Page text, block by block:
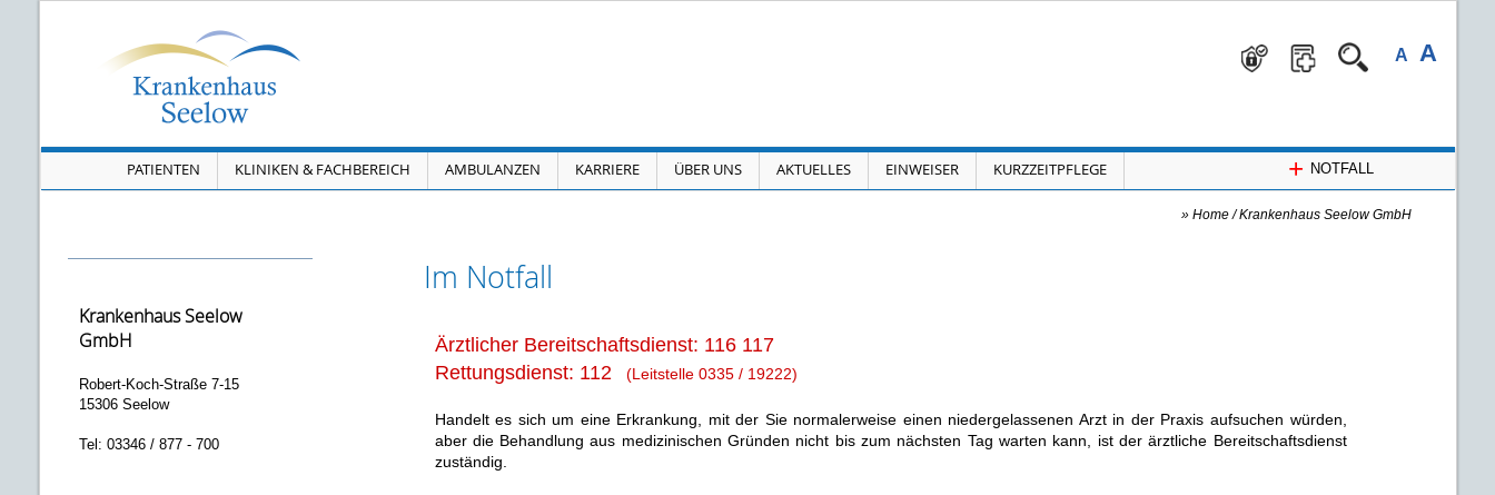
A A
PATIENTEN KLINIKEN & FACHBEREICH AMBULANZEN KARRIERE ÜBER UNS AKTUELLES EINWEISER KURZZEITPFLEGE + NOTFALL
Krankenhaus Seelow
GmbH
Robert-Koch-Straße 7-15
15306 Seelow
Tel: 03346 / 877 - 700
» Home/Krankenhaus Seelow GmbH
Im Notfall
Ärztlicher Bereitschaftsdienst: 116 117
Rettungsdienst: 112
(Leitstelle 0335 / 19222)
Handelt es sich um eine Erkrankung, mit der Sie normalerweise einen niedergelassenen Arzt in der Praxis aufsuchen würden,
aber die Behandlung aus medizinischen Gründen nicht bis zum nächsten Tag warten kann, ist der ärztliche Bereitschaftsdienst
zuständig.